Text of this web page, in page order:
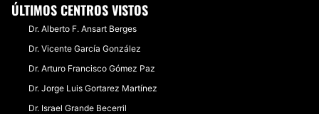
ÚLTIMOS CENTROS VISTOS
Dr. Alberto F. Ansart Berges
Dr. Vicente García González
Dr. Arturo Francisco Gómez Paz
Dr. Jorge Luis Gortarez Martínez
Dr. Israel Grande Becerril